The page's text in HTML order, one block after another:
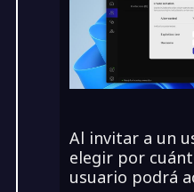
Al invitar a un
elegir por
usuario podrá